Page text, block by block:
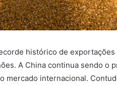
histórico de exportações
A China continua sendo o
mercado internacional.